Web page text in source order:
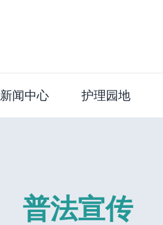
新闻中心 护理园地
普法宣传